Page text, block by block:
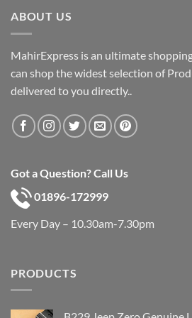
ABOUT US
MahirExpress is an ultimate
can shop the widest selection of
delivered to you directly..
Got a Question? Call Us
01896-172999
Every Day – 10.30am-7.30pm
PRODUCTS